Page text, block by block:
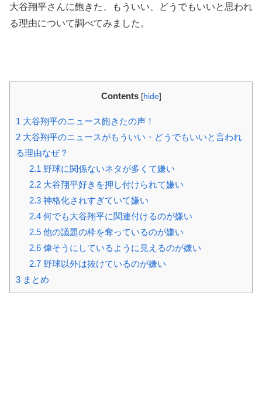
大谷翔平さんに飽きた、もういい、どうでもいいと思われ
る理由について調べてみました。
Contents [hide]
1 大谷翔平のニュース飽きたの声！
2 大谷翔平のニュースがもういい・どうでもいいと言われ
る理由なぜ？
2.1 野球に関係ないネタが多くて嫌い
2.2大谷翔平好きを押し付けられて嫌い
2.3神格化されすぎていて嫌い
2.4何でも大谷翔平に関連付けるのが嫌い
2.5他の議題の枠を奪っているのが嫌い
2.6偉そうにしているように見えるのが嫌い
2.7野球以外は抜けているのが嫌い
3 まとめ